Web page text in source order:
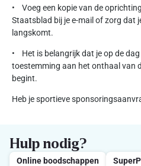
• Voeg een kopie van de
Staatsblad bij je e-mail of zorg dat
langskomt.
• Het is belangrijk dat je op de
toestemming aan het onthaal van
begint.
Heb je sportieve
Hulp nodig?
Online boodschappen